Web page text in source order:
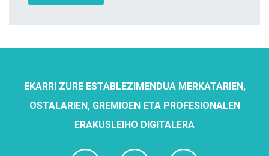
EKARRI ZURE ESTABLEZIMENDUA MERKATARIEN,
OSTALARIEN, GREMIOEN ETA PROFESIONALEN
ERAKUSLEIHO DIGITALERA